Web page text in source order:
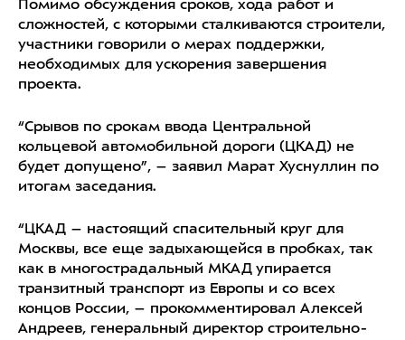
Помимо обсуждения сроков, хода работ и
сложностей, с которыми сталкиваются строители,
участники говорили о мерах поддержки,
необходимых для ускорения завершения
проекта.
“Срывов по срокам ввода Центральной
кольцевой автомобильной дороги (ЦКАД) не
будет допущено”, – заявил Марат Хуснуллин по
итогам заседания.
“ЦКАД – настоящий спасительный круг для
Москвы, все еще задыхающейся в пробках, так
как в многострадальный МКАД упирается
транзитный транспорт из Европы и со всех
концов России, – прокомментировал Алексей
Андреев, генеральный директор строительно-